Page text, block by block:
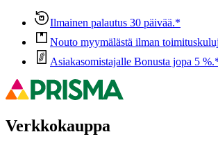
Ilmainen palautus 30 päivää.*
Nouto myymälästä ilman
Asiakasomistajalle Bonusta jopa 5
Verkkokauppa